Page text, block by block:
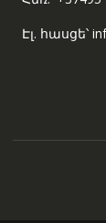
Էլ. հասցե՝